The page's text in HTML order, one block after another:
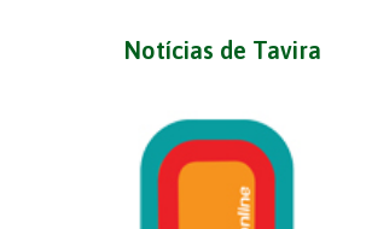
Notícias de Tavira